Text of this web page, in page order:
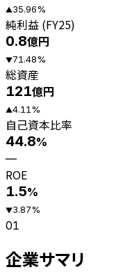
▲35.96%
純利益 (FY25)
0.8億円
▼71.48%
総資産
121億円
▲4.11 %
自己資本比率
44.8%
—
ROE
1.5%
▼3.87%
01
企業サマリ